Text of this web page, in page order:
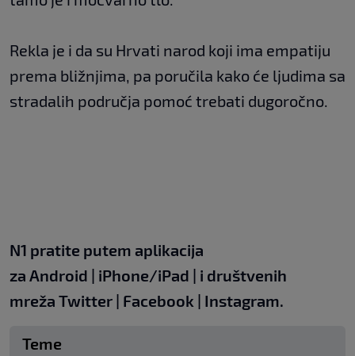
Rekla je i da su Hrvati narod koji ima empatiju
prema bližnjima, pa poručila kako će ljudima sa
stradalih područja pomoć trebati dugoročno.
N1 pratite putem aplikacija
za Android iPhone/iPad | i društvenih
mreža Twitter Facebook Instagram.
Teme